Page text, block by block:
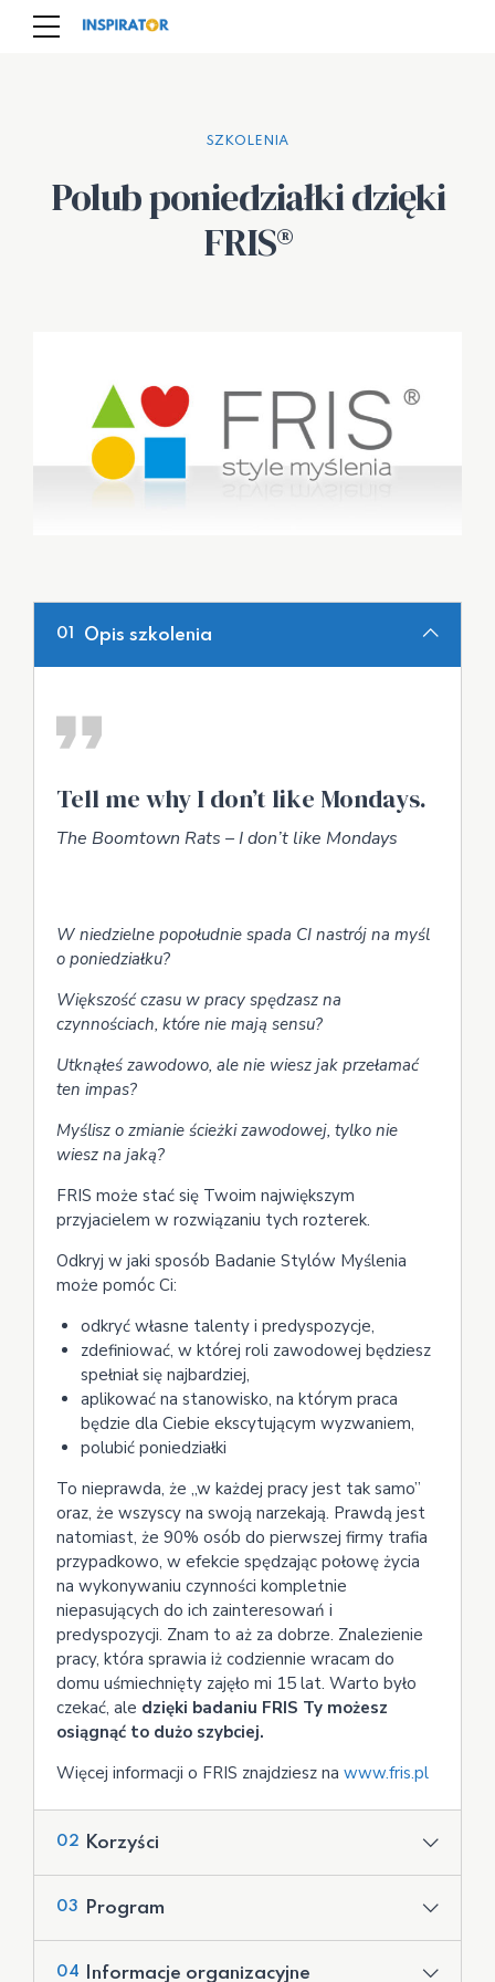
SZKOLENIA
Polub poniedziałki dzięki
FRIS®
01 Opis szkolenia
Tell me why I don’t like Mondays.
The Boomtown Rats – I don’t like Mondays
W niedzielne popołudnie spada CI nastrój na myśl
o poniedziałku?
Większość czasu w pracy spędzasz na
czynnościach, które nie mają sensu?
Utknąłeś zawodowo, ale nie wiesz jak przełamać
ten impas?
Myślisz o zmianie ścieżki zawodowej, tylko nie
wiesz na jaką?
FRIS może stać się Twoim największym
przyjacielem w rozwiązaniu tych rozterek.
Odkryj w jaki sposób Badanie Stylów Myślenia
może pomóc Ci:
odkryć własne talenty i predyspozycje,
zdefiniować, w której roli zawodowej będziesz
spełniał się najbardziej,
aplikować na stanowisko, na którym praca
będzie dla Ciebie ekscytującym wyzwaniem,
polubić poniedziałki
To nieprawda, że „w każdej pracy jest tak samo”
oraz, że wszyscy na swoją narzekają. Prawdą jest
natomiast, że 90% osób do pierwszej firmy trafia
przypadkowo, w efekcie spędzając połowę życia
na wykonywaniu czynności kompletnie
niepasujących do ich zainteresowań i
predyspozycji. Znam to aż za dobrze. Znalezienie
pracy, która sprawia iż codziennie wracam do
domu uśmiechnięty zajęło mi 15 lat. Warto było
czekać, ale dzięki badaniu FRIS Ty możesz
osiągnąć to dużo szybciej.
Więcej informacji o FRIS znajdziesz na www.fris.pl
02 Korzyści
predysponuje do wykonywania określonych
03 Program
na świat
04 Informacje organizacyjne